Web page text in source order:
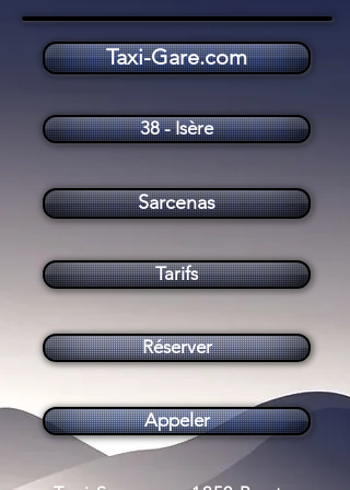
Tarifs
Taxi Sarcenas (38700)
Sarcenas
Taxi-Gare.com
Réserver
Appeler
38 - Isère